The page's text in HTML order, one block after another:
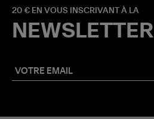
20 € EN VOUS INSCRIVANT À LA
NEWSLETTER